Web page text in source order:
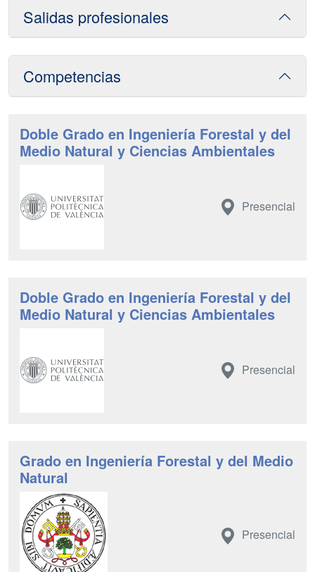
Salidas profesionales
Competencias
Doble Grado en Ingeniería Forestal y del
Medio Natural y Ciencias Ambientales
Presencial
Doble Grado en Ingeniería Forestal y del
Medio Natural y Ciencias Ambientales
Presencial
Grado en Ingeniería Forestal y del Medio
Natural
Presencial